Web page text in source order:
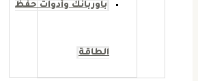
باوربانك وأدوات حفظ
الطاقة